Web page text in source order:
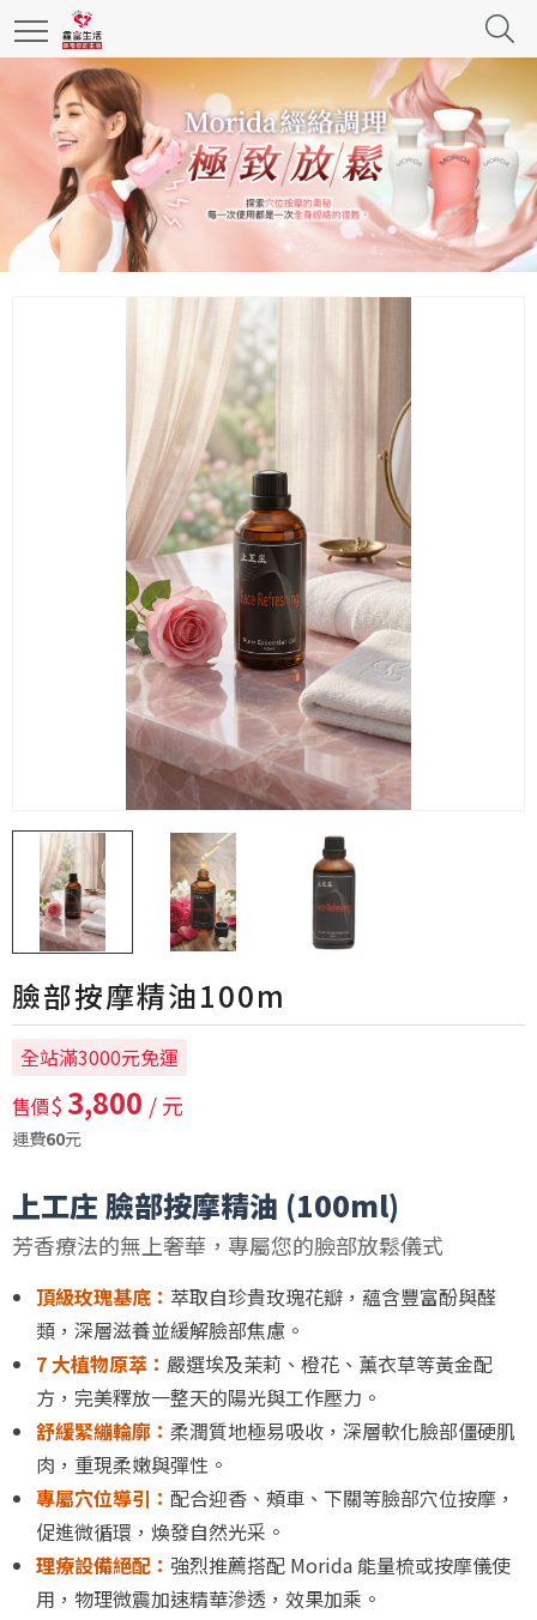
臉部按摩精油100m
全站滿3000元免運
售價$ 3,800 / 元
運費60元
上工庄 臉部按摩精油 (100ml)
芳香療法的無上奢華，專屬您的臉部放鬆儀式
頂級玫瑰基底： 萃取自珍貴玫瑰花瓣，蘊含豐富酚與醛
類，深層滋養並緩解臉部焦慮。
7 大植物原萃： 嚴選埃及茉莉、橙花、薰衣草等黃金配
方，完美釋放一整天的陽光與工作壓力。
舒緩緊繃輪廓： 柔潤質地極易吸收，深層軟化臉部僵硬肌
肉，重現柔嫩與彈性。
專屬穴位導引： 配合迎香、頰車、下關等臉部穴位按摩，
促進微循環，煥發自然光采。
理療設備絕配： 強烈推薦搭配 Morida 能量梳或按摩儀使
用，物理微震加速精華滲透，效果加乘。